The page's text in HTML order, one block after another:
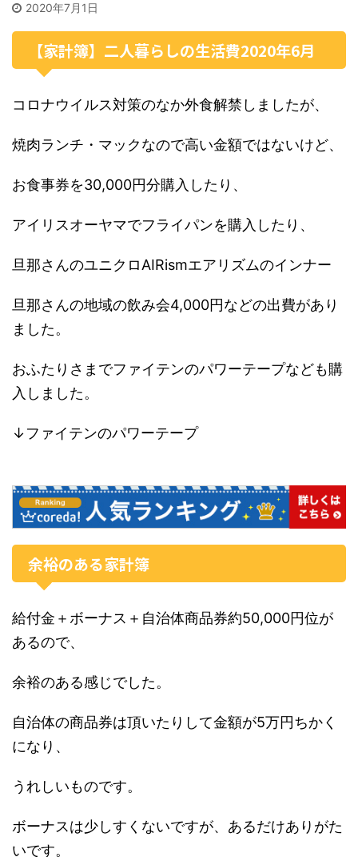
2020年7月1日
【家計簿】二人暮らしの生活費2020年6月
コロナウイルス対策のなか外食解禁しましたが、
焼肉ランチ・マックなので高い金額ではないけど、
お食事券を30,000円分購入したり、
アイリスオーヤマでフライパンを購入したり、
旦那さんのユニクロAIRismエアリズムのインナー
旦那さんの地域の飲み会4,000円などの出費があり
ました。
おふたりさまでファイテンのパワーテープなども購
入しました。
↓ファイテンのパワーテープ
余裕のある家計簿
給付金＋ボーナス＋自治体商品券約50,000円位が
あるので、
余裕のある感じでした。
自治体の商品券は頂いたりして金額が5万円ちかく
になり、
うれしいものです。
ボーナスは少しすくないですが、あるだけありがた
いです。